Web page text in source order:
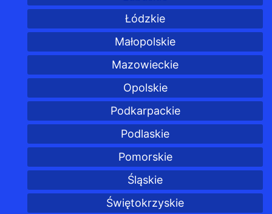
Łódzkie
Małopolskie
Mazowieckie
Opolskie
Podkarpackie
Podlaskie
Pomorskie
Śląskie
Świętokrzyskie